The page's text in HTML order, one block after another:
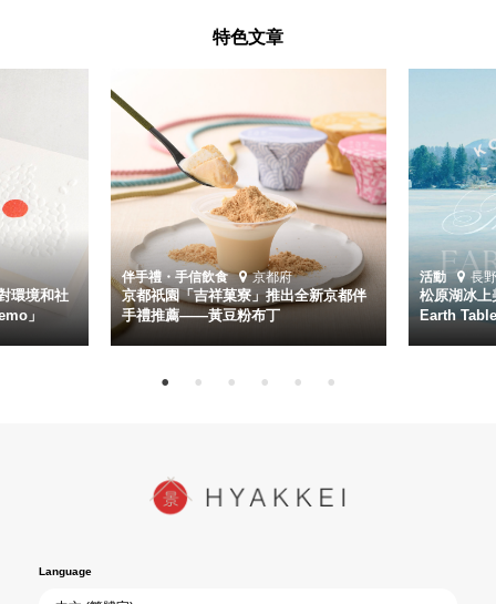
特色文章
環境和社
」
伴手禮・手信飲食 京都府
京都祇園「吉祥菓寮」推出全新京都伴
手禮推薦——黃豆粉布丁
活動 長
松原湖冰
Earth
Language